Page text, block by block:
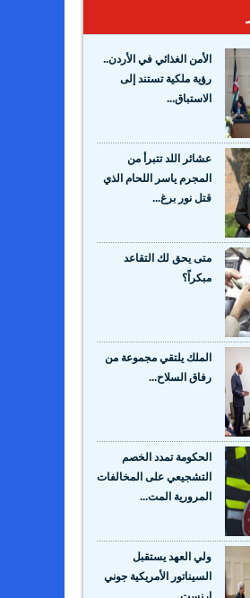
الأمن الغذائي في الأردن..
رؤية ملكية تستند إلى
الاستباق...
عشائر اللد تتبرأ من
المجرم ياسر اللحام الذي
قتل نور برغ...
متى يحق لك التقاعد
مبكراً؟
الملك يلتقي مجموعة من
رفاق السلاح...
الحكومة تمدد الخصم
التشجيعي على المخالفات
المرورية المت...
ولي العهد يستقبل
السيناتور الأمريكية جوني